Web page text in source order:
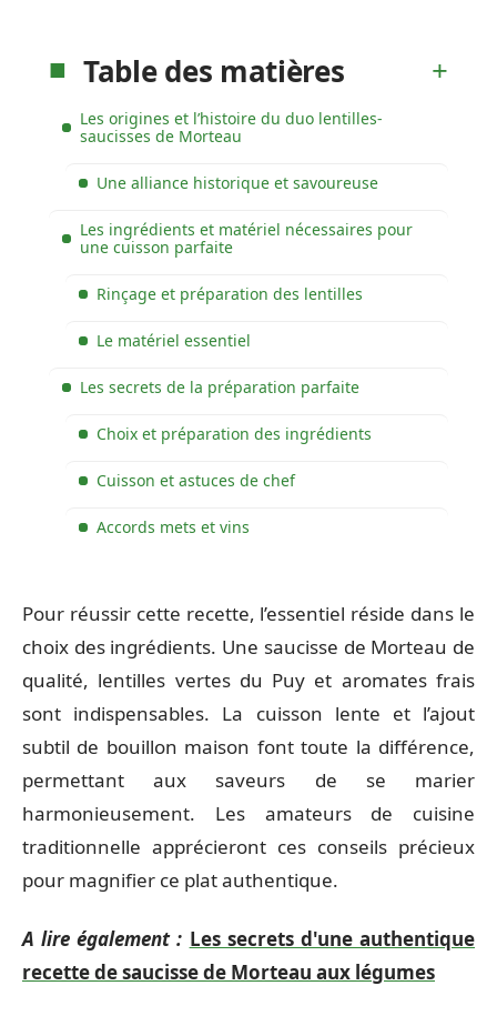
Table des matières
Les origines et l’histoire du duo lentilles-
saucisses de Morteau
Une alliance historique et savoureuse
Les ingrédients et matériel nécessaires pour
une cuisson parfaite
Rinçage et préparation des lentilles
Le matériel essentiel
Les secrets de la préparation parfaite
Choix et préparation des ingrédients
Cuisson et astuces de chef
Accords mets et vins
Pour réussir cette recette, l’essentiel réside dans le
choix des ingrédients. Une saucisse de Morteau de
qualité, lentilles vertes du Puy et aromates frais
sont indispensables. La cuisson lente et l’ajout
subtil de bouillon maison font toute la différence,
permettant aux saveurs de se marier
harmonieusement. Les amateurs de cuisine
traditionnelle apprécieront ces conseils précieux
pour magnifier ce plat authentique.
A lire également : Les secrets d'une authentique
recette de saucisse de Morteau aux légumes